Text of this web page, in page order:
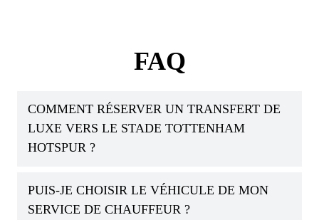
FAQ
COMMENT RÉSERVER UN TRANSFERT DE
LUXE VERS LE STADE TOTTENHAM
HOTSPUR ?
PUIS-JE CHOISIR LE VÉHICULE DE MON
SERVICE DE CHAUFFEUR ?